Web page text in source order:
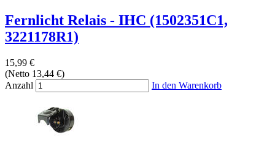
Fernlicht Relais - IHC (1502351C1,
3221178R1)
15,99 €
(Netto 13,44 €)
Anzahl
In den Warenkorb